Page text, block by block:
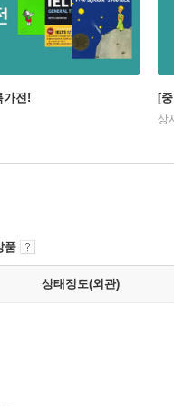
가전! [
상
품
상태정도(외관)